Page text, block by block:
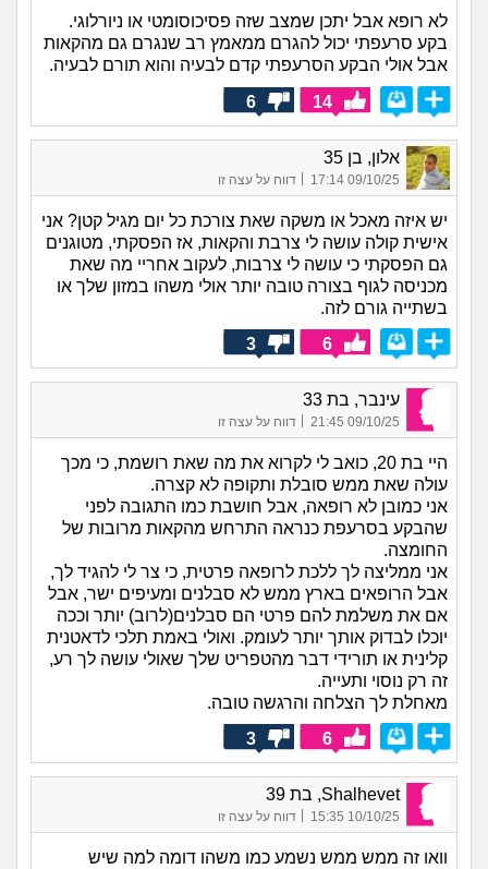
לא רופא אבל יתכן שמצב שזה פסיכוסומטי או ניורלוגי.
בקע סרעפתי יכול להגרם ממאמץ רב שנגרם גם מהקאות
אבל אולי הבקע הסרעפתי קדם לבעיה והוא תורם לבעיה.
14
6
אלון, בן 35
09/10/25 17:14
| דווח על עצה זו
יש איזה מאכל או משקה שאת צורכת כל יום מגיל קטן? אני
אישית קולה עושה לי צרבת והקאות, אז הפסקתי, מטוגנים
גם הפסקתי כי עושה לי צרבות, לעקוב אחריי מה שאת
מכניסה לגוף בצורה טובה יותר אולי משהו במזון שלך או
בשתייה גורם לזה.
6
3
עינבר, בת 33
09/10/25 21:45
| דווח על עצה זו
היי בת 20, כואב לי לקרוא את מה שאת רושמת, כי מכך
עולה שאת ממש סובלת ותקופה לא קצרה.
אני כמובן לא רופאה, אבל חושבת כמו התגובה לפני
שהבקע בסרעפת כנראה התרחש מהקאות מרובות של
החומצה.
אני ממליצה לך ללכת לרופאה פרטית, כי צר לי להגיד לך,
אבל הרופאים בארץ ממש לא סבלנים ומעיפים ישר, אבל
אם את משלמת להם פרטי הם סבלנים(לרוב) יותר וככה
יוכלו לבדוק אותך יותר לעומק. ואולי באמת תלכי לדאטנית
קלינית או תורידי דבר מהטפריט שלך שאולי עושה לך רע,
זה רק נוסוי ותעייה.
מאחלת לך הצלחה והרגשה טובה.
6
3
Shalhevet, בת 39
10/10/25 15:35 דווח על עצה זו
וואו זה ממש ממש נשמע כמו משהו דומה למה שיש